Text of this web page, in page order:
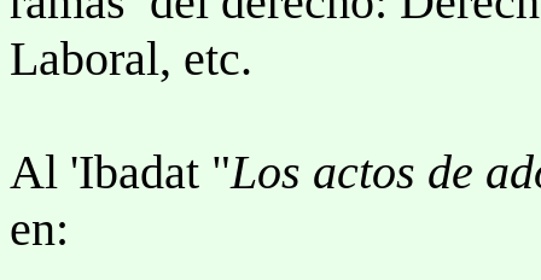
Laboral, etc.
Al 'Ibadat "Los actos de
en: